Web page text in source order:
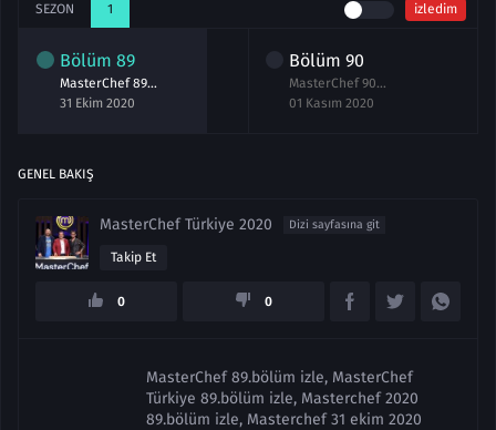
SEZON 1 izledim
Bölüm 89
MasterChef 89.Bölüm izle 31 Ekim 2020
31 Ekim 2020
Bölüm 90
MasterChef 90.Bölüm izle 1 Kasım 2020
01 Kasım 2020
GENEL BAKIŞ
MasterChef Türkiye 2020 Dizi sayfasına git
Takip Et
0 0
MasterChef 89.bölüm izle, MasterChef
Türkiye 89.bölüm izle, Masterchef 2020
89.bölüm izle, Masterchef 31 ekim 2020